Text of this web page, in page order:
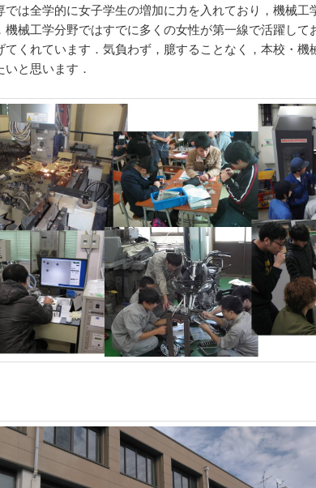
では全学的に女子学生の増加に力を入れており，機械工
機械工学分野ではすでに多くの女性が第一線で活躍して
てくれています．気負わず，臆することなく，本校・機
と思います．